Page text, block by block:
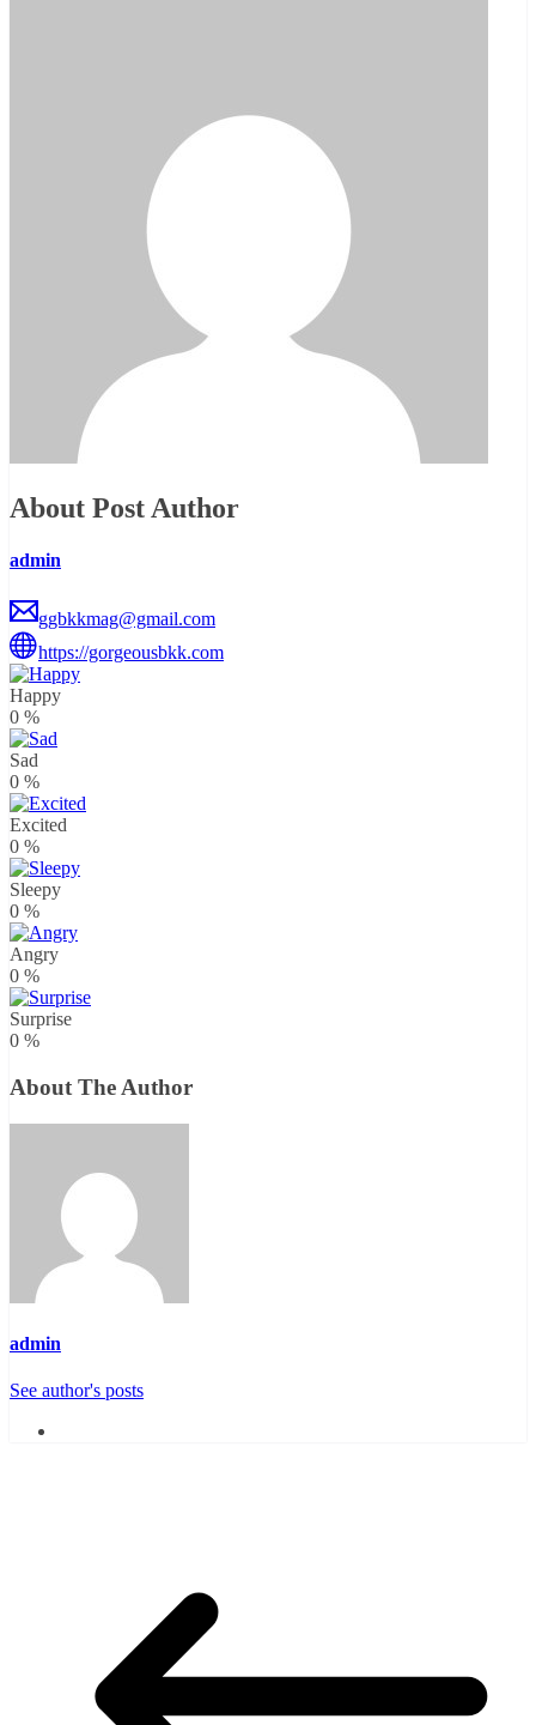
About Post Author
admin
ggbkkmag@gmail.com
https://gorgeousbkk.com
Happy
0 %
Sad
0 %
Excited
0 %
Sleepy
0 %
Angry
0 %
Surprise
0 %
About The Author
admin
See author's posts